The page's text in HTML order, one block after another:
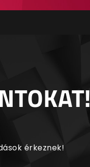
érkeznek!